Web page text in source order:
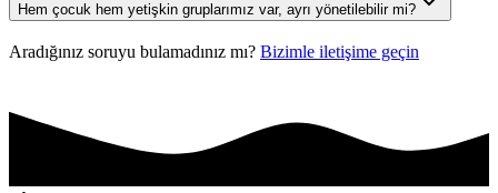
Hem çocuk hem yetişkin gruplarımız var, ayrı yönetilebilir mi?
Aradığınız soruyu bulamadınız mı? Bizimle iletişime geçin